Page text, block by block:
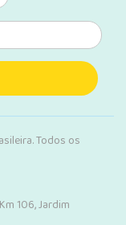
Todos os
106, Jardim